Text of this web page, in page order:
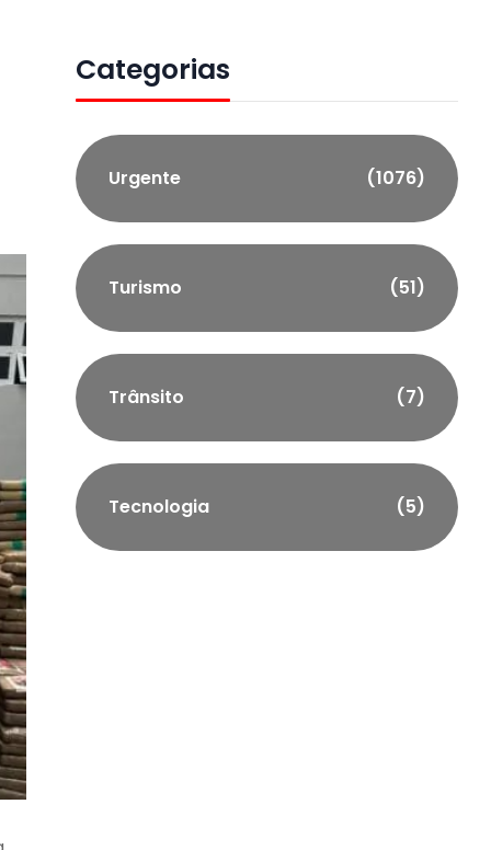
Categorias
Urgente (1076)
Turismo (51)
Trânsito (7)
Tecnologia (5)